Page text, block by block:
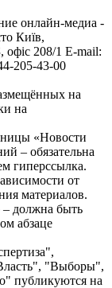
онлайн-медиа -
Київ,
208/1 E-mail:
205-43-00
на
на
«Новости
– обязательна
гиперссылка.
от
материалов.
– должна быть
абзаце
"Выборы",
публикуются на